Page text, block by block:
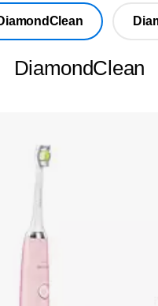
DiamondClean
DiamondClean